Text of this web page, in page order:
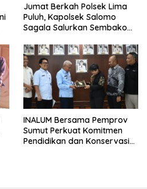
Jumat Berkah Polsek Lima
Puluh, Kapolsek Salomo
Sagala Salurkan Sembako
Gambus
INALUM Bersama Pemprov
Sumut Perkuat Komitmen
Pendidikan dan Konservasi